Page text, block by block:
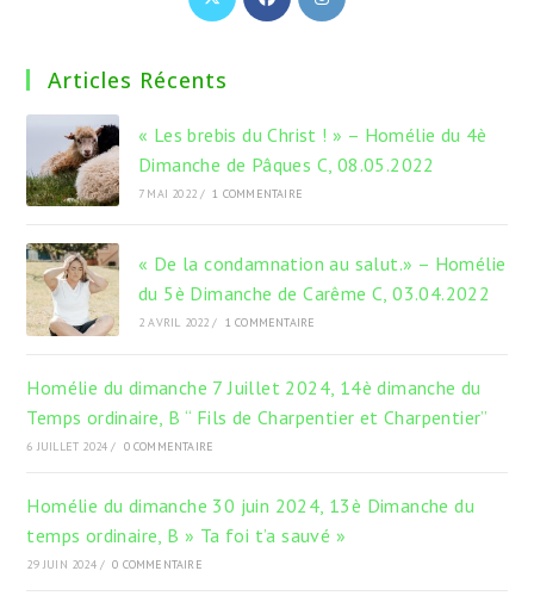
dans
dans
Articles Récents
« Les brebis du Christ ! » – Homélie du 4è
Dimanche de Pâques C, 08.05.2022
7 MAI 2022 / 1 COMMENTAIRE
« De la condamnation au salut.» – Homélie
du 5è Dimanche de Carême C, 03.04.2022
2 AVRIL 2022 / 1 COMMENTAIRE
Homélie du dimanche 7 Juillet 2024, 14è dimanche du
Temps ordinaire, B “ Fils de Charpentier et Charpentier”
6 JUILLET 2024 / 0 COMMENTAIRE
Homélie du dimanche 30 juin 2024, 13è Dimanche du
temps ordinaire, B » Ta foi t’a sauvé »
29 JUIN 2024 / 0 COMMENTAIRE